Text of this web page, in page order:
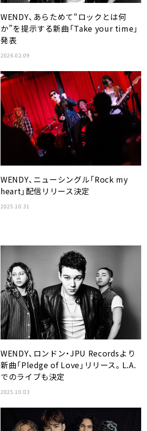
WENDY、あらためて“ロックとは何
か”を提示する新曲「Take your time」
発表
2026.02.09
WENDY、ニューシングル「Rock my
heart」配信リリース決定
2025.10.31
WENDY、ロンドン・JPU Recordsより
新曲「Pledge of Love」リリース。L.A.
でのライブも決定
2025.10.03